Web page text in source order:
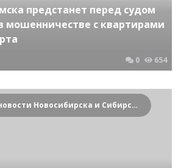
предстанет перед судом
мошенничестве с квартирами
0 654
Криминальные новости Новосибирска и Сибирского региона